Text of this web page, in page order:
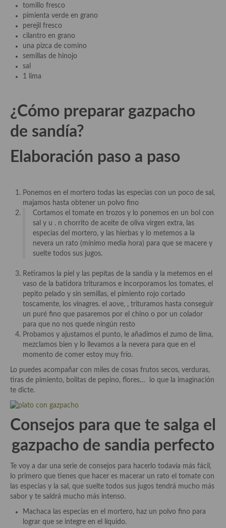
Adobos
Aperitivos
Bebidas
Bocadillos, hamburguesas, sándwich, emparedados, tostas y
demás
Ensaladas
Entrantes
Gazpachos, salmorejos, sopas y cremas frías
Pasta
Arroces Y fideuás
Legumbres y cereales
Huevos
Masas elaboradas con harina, pizzas, quiches y demás
Plato principal
Aves
Pescado y Marisco
Postres y dulces
Postres con frutas
Quesos, recetas
Salazones y encurtidos
Recetas Especiales
Recetas maridadas con los mejores AOVES
tomillo fresco
pimienta verde en grano
perejil fresco
cilantro en grano
una pizca de comino
semillas de hinojo
sal
1 lima
¿Cómo preparar gazpacho
de sandía?
Elaboración paso a paso
Ponemos en el mortero todas las especias con un poco de sal,
majamos hasta obtener un polvo fino
Cortamos el tomate en trozos y lo ponemos en un bol con
sal y u . n chorrito de aceite de oliva virgen extra, las
especias del mortero, y las hierbas y lo metemos a la
nevera un rato (mínimo media hora) para que se macere y
suelte todos sus jugos.
Retiramos la piel y las pepitas de la sandía y la metemos en el
vaso de la batidora trituramos e incorporamos los tomates, el
pepito pelado y sin semillas, el pimiento rojo cortado
toscamente, los vinagres. el aove, , trituramos hasta conseguir
un puré fino que pasaremos por el chino o por un colador
para que no nos quede ningún resto
Probamos y ajustamos el punto, le añadimos el zumo de lima,
mezclamos bien y lo llevamos a la nevera para que en el
momento de comer estoy muy frío.
Lo puedes acompañar con miles de cosas frutos secos, verduras,
tiras de pimiento, bolitas de pepino, flores… lo que la imaginación
te dicte.
Consejos para que te salga el
gazpacho de sandia perfecto
Te voy a dar una serie de consejos para hacerlo todavía más fácil,
lo primero que tienes que hacer es macerar un rato el tomate con
las especias y la sal, que suelte todos sus jugos tendrá mucho más
sabor y te saldrá mucho más intenso.
Machaca las especias en el mortero, haz un polvo fino para
lograr que se integre en el líquido.